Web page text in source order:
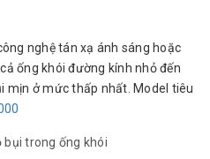
nghệ tán xạ ánh sáng hoặc
ống khói đường kính nhỏ đến
mịn ở mức thấp nhất. Model tiêu
bụi trong ống khói